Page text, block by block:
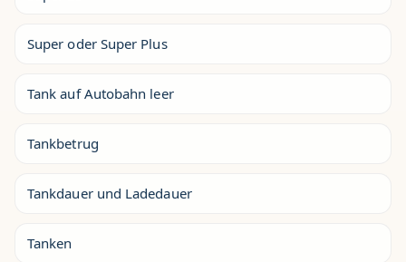
Super oder Super Plus
Tank auf Autobahn leer
Tankbetrug
Tankdauer und Ladedauer
Tanken